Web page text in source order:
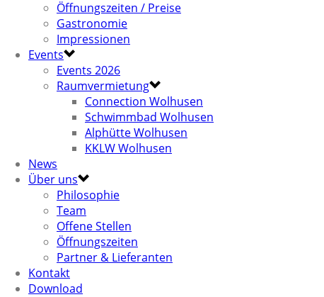
Öffnungszeiten / Preise
Gastronomie
Impressionen
Events
Events 2026
Raumvermietung
Connection Wolhusen
Schwimmbad Wolhusen
Alphütte Wolhusen
KKLW Wolhusen
News
Über uns
Philosophie
Team
Offene Stellen
Öffnungszeiten
Partner & Lieferanten
Kontakt
Download